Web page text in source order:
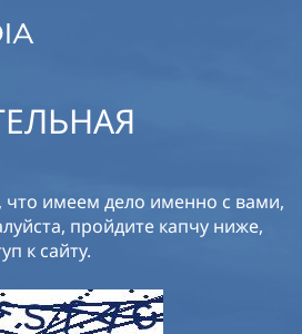
имеем дело именно с вами,
пройдите капчу ниже,
к сайту.